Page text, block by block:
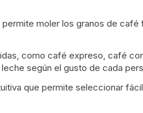
moler los granos de
como café expreso, café
según el gusto de cada
que permite seleccionar